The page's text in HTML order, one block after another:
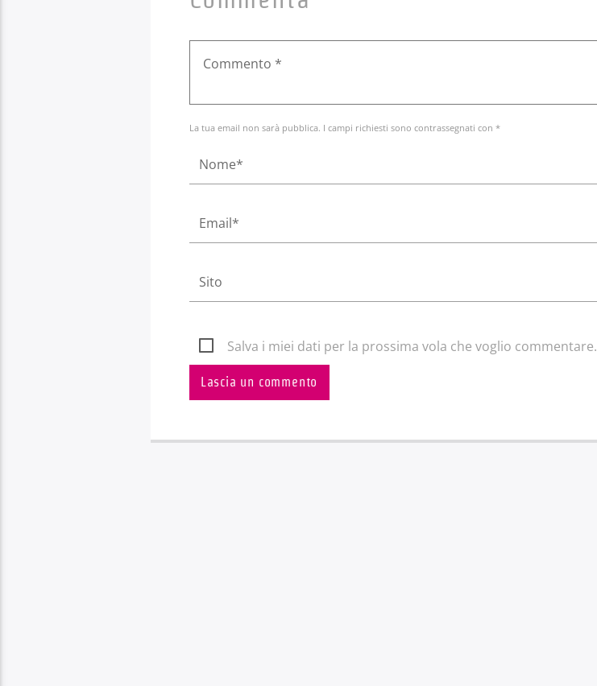
La tua email non sarà pubblica. I campi richiesti sono contrassegnati con *
Salva i miei dati per la prossima vola che voglio commentare.